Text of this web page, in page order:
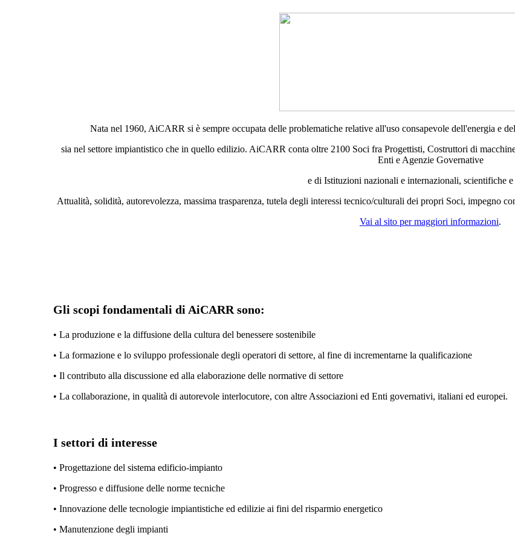
Nata nel 1960, AiCARR si è sempre occupata delle problematiche relative all'uso consapevole dell'energia e
sia nel settore impiantistico che in quello edilizio. AiCARR conta oltre 2100 Soci fra Progettisti, Costruttori di
Enti e Agenzie Governative
e di Istituzioni nazionali e internazionali, scientifiche e
Attualità, solidità, autorevolezza, massima trasparenza, tutela degli interessi tecnico/culturali dei propri Soci, impegno
Vai al sito per maggiori informazioni.
Gli scopi fondamentali di AiCARR sono:
• La produzione e la diffusione della cultura del benessere sostenibile
• La formazione e lo sviluppo professionale degli operatori di settore, al fine di incrementarne la qualificazione
• Il contributo alla discussione ed alla elaborazione delle normative di settore
• La collaborazione, in qualità di autorevole interlocutore, con altre Associazioni ed Enti governativi, italiani ed europei.
I settori di interesse
• Progettazione del sistema edificio-impianto
• Progresso e diffusione delle norme tecniche
• Innovazione delle tecnologie impiantistiche ed edilizie ai fini del risparmio energetico
• Manutenzione degli impianti